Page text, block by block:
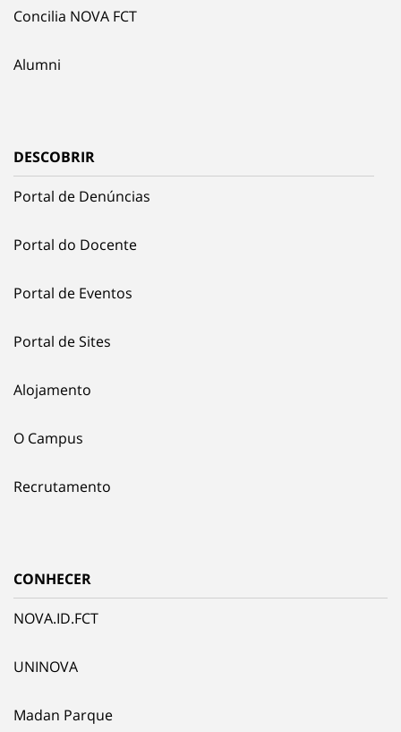
Concilia NOVA FCT
Alumni
DESCOBRIR
Portal de Denúncias
Portal do Docente
Portal de Eventos
Portal de Sites
Alojamento
O Campus
Recrutamento
CONHECER
NOVA.ID.FCT
UNINOVA
Madan Parque